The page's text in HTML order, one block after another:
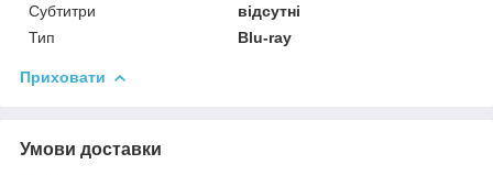
Субтитри
відсутні
Тип
Blu-ray
Приховати
Умови доставки